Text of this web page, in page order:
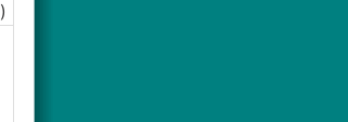
)